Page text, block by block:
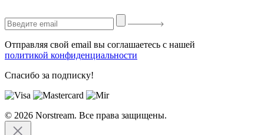
Отправляя свой email вы соглашаетесь с нашей
политикой конфиденциальности
Спасибо за подписку!
© 2026 Norstream. Все права защищены.